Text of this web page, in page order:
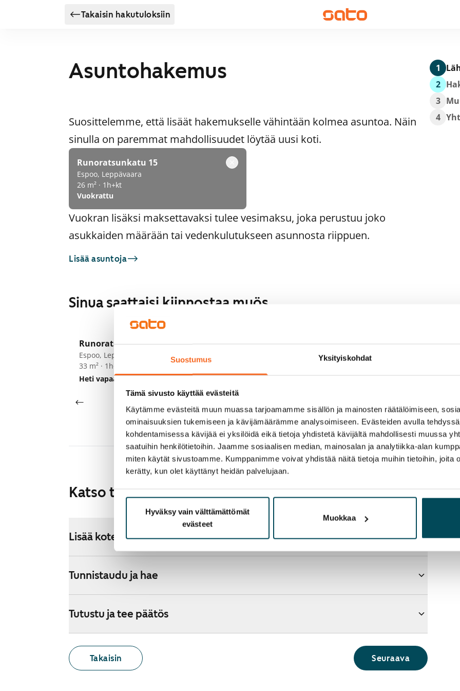
Suostumus Yksityiskohdat
Tämä sivusto käyttää evästeitä
Käytämme evästeitä muun muassa tarjoamamme sisällön ja mainosten räätälöimiseen,
ominaisuuksien tukemiseen ja kävijämäärämme analysoimiseen. Evästeiden avulla
kohdentamisessa kävijää ei yksilöidä eikä tietoja yhdistetä kävijältä mahdollisesti muussa
saatuihin henkilötietoihin. Jaamme sosiaalisen median, mainosalan ja analytiikka-alan
miten käytät sivustoamme. Kumppanimme voivat yhdistää näitä tietoja muihin tietoihin, joita
kerätty, kun olet käyttänyt heidän palvelujaan.
Hyväksy vain välttämättömät
evästeet
Muokkaa
Takaisin hakutuloksiin
Asuntohakemus
Suosittelemme, että lisäät hakemukselle vähintään kolmea asuntoa. Näin
sinulla on paremmat mahdollisuudet löytää uusi koti.
Runoratsunkatu 15
Espoo, Leppävaara
26 m² · 1h+kt
Vuokrattu
Vuokran lisäksi maksettavaksi tulee vesimaksu, joka perustuu joko
asukkaiden määrään tai vedenkulutukseen asunnosta riippuen.
Lisää asuntoja
Sinua saattaisi kiinnostaa myös
1/39
Runoratsunkatu 5
Espoo, Leppävaara
33 m² · 1h+kt
Heti vapaa
769 €
Porarinkatu 3
Heti vapaa
699 €
Porarinkatu 3
Espoo, Leppävaara
Heti vapaa
Katso tarkemmat ohjeet
Lisää koteja hakemukselle
Tunnistaudu ja hae
Tutustu ja tee päätös
Takaisin Seuraava
1
2
3
4